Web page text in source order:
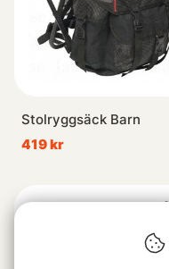
Stolryggsäck Barn
419 kr